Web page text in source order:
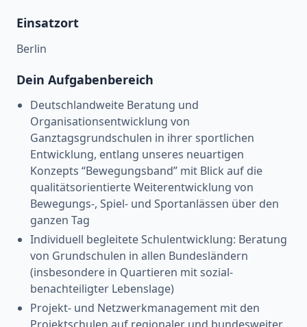
Einsatzort
Berlin
Dein Aufgabenbereich
Deutschlandweite Beratung und
Organisationsentwicklung von
Ganztagsgrundschulen in ihrer sportlichen
Entwicklung, entlang unseres neuartigen
Konzepts “Bewegungsband” mit Blick auf die
qualitätsorientierte Weiterentwicklung von
Bewegungs-, Spiel- und Sportanlässen über den
ganzen Tag
Individuell begleitete Schulentwicklung: Beratung
von Grundschulen in allen Bundesländern
(insbesondere in Quartieren mit sozial-
benachteiligter Lebenslage)
Projekt- und Netzwerkmanagement mit den